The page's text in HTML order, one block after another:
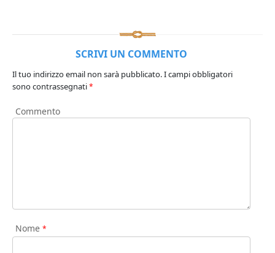
SCRIVI UN COMMENTO
Il tuo indirizzo email non sarà pubblicato.I campi obbligatori
sono contrassegnati*
Commento
Nome *